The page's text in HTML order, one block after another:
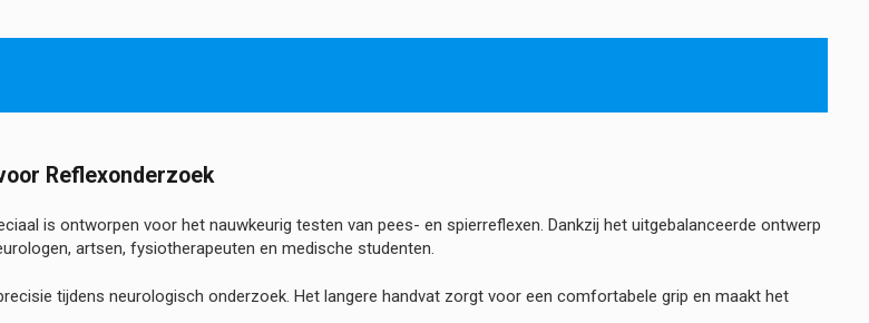
Reflexonderzoek
is ontworpen voor het nauwkeurig testen van pees- en spierreflexen. Dankzij het uitgebalanceerde ontwerp
artsen, fysiotherapeuten en medische studenten.
tijdens neurologisch onderzoek. Het langere handvat zorgt voor een comfortabele grip en maakt het